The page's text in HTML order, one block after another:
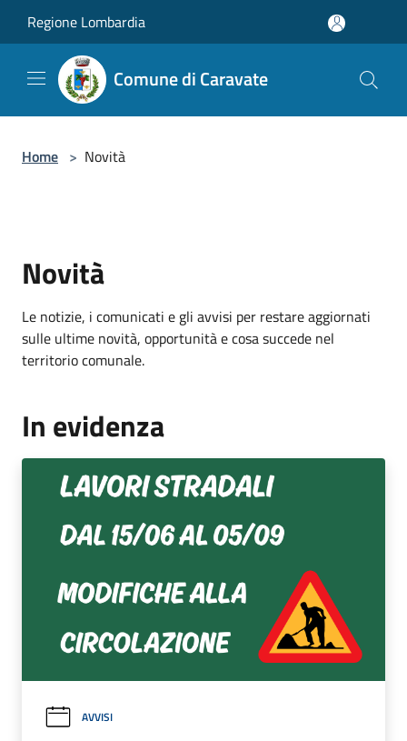
Regione Lombardia
Comune di Caravate
Home > Novità
Novità
Le notizie, i comunicati e gli avvisi per restare aggiornati
sulle ultime novità, opportunità e cosa succede nel
territorio comunale.
In evidenza
AVVISI